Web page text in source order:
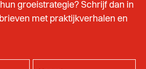
groeistrategie? Schrijf dan in
met praktijkverhalen en